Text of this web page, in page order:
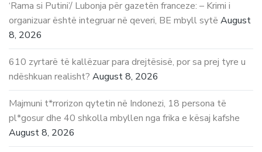
‘Rama si Putini’/ Lubonja për gazetën franceze: – Krimi i
organizuar është integruar në qeveri, BE mbyll sytë August
8, 2026
610 zyrtarë të kallëzuar para drejtësisë, por sa prej tyre u
ndëshkuan realisht? August 8, 2026
Majmuni t*rrorizon qytetin në Indonezi, 18 persona të
pl*gosur dhe 40 shkolla mbyllen nga frika e kësaj kafshe
August 8, 2026